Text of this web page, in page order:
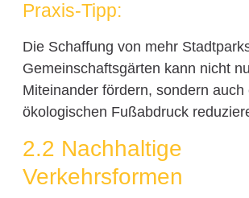
Praxis-Tipp:
Die Schaffung von mehr
Gemeinschaftsgärten kann nicht
Miteinander fördern, sondern auch
ökologischen Fußabdruck
2.2 Nachhaltige
Verkehrsformen